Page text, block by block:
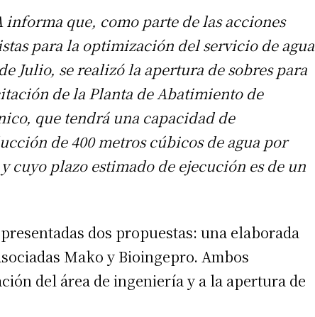
informa que, como parte de las acciones
para la optimización del servicio de agua
Julio, se realizó la apertura de sobres para
de la Planta de Abatimiento de
que tendrá una capacidad de
de 400 metros cúbicos de agua por
cuyo plazo estimado de ejecución es de un
dos propuestas: una elaborada
Mako y Bioingepro. Ambos
del área de ingeniería y a la apertura de